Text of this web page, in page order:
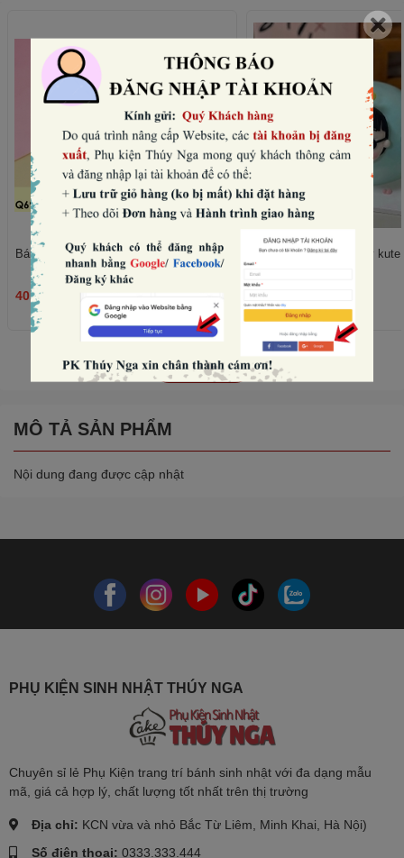
Bánh quy tim hồng mix mẫu (180gam).
40.000₫
Set nặn mặt, chân, tay
45.000₫
Xem tất cả
MÔ TẢ SẢN PHẨM
Nội dung đang được cập nhật
PHỤ KIỆN SINH NHẬT THÚY NGA
Chuyên sỉ lẻ Phụ Kiện trang trí bánh sinh nhật với đa dạng mẫu
mã, giá cả hợp lý, chất lượng tốt nhất trên thị trường
Địa chỉ: KCN vừa và nhỏ Bắc Từ Liêm, Minh Khai, Hà Nội)
Số điện thoại: 0333.333.444